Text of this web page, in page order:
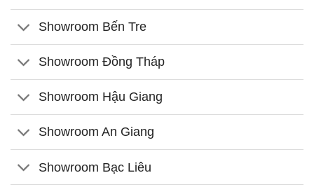
Showroom Bến Tre
Showroom Đồng Tháp
Showroom Hậu Giang
Showroom An Giang
Showroom Bạc Liêu